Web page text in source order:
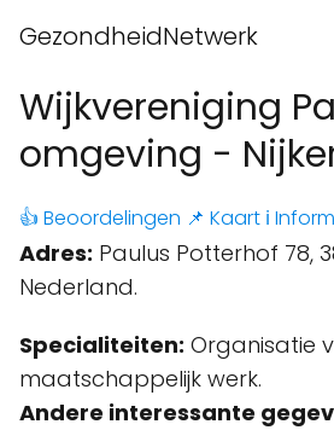
GezondheidNetwerk
Wijkvereniging
omgeving -
👍 Beoordelingen 📌 Kaart ℹ️
Adres: Paulus Potterhof 78,
Nederland.
Specialiteiten: Organisatie
maatschappelijk werk.
Andere interessante